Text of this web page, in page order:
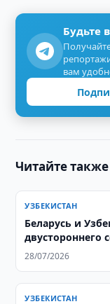
Будьте
вам
Читайте также
УЗБЕКИСТАН
Беларусь и
двустороннего
28/07/2026
УЗБЕКИСТАН